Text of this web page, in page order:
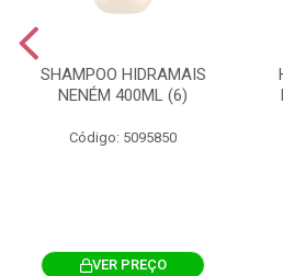
SHAMPOO HIDRAMAIS
NENÉM 400ML (6)
Código: 5095850
VER PREÇO